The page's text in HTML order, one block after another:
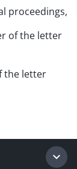
proceedings,
of the letter
the letter